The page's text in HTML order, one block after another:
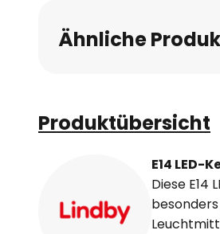
Ähnliche
Produktübersicht
E14 LED-
Diese